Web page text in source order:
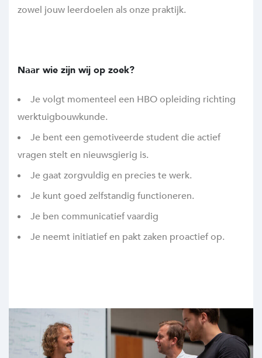
zowel jouw leerdoelen als onze praktijk.
Naar wie zijn wij op zoek?
Je volgt momenteel een HBO opleiding richting
werktuigbouwkunde.
Je bent een gemotiveerde student die actief
vragen stelt en nieuwsgierig is.
Je gaat zorgvuldig en precies te werk.
Je kunt goed zelfstandig functioneren.
Je ben communicatief vaardig
Je neemt initiatief en pakt zaken proactief op.